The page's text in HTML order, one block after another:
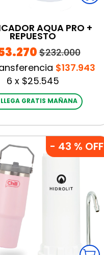
AQUA PRO +
REPUESTO
$232.000
$137.943
6 x $25.545
LLEGA GRATIS MAÑANA
- 43 % OFF